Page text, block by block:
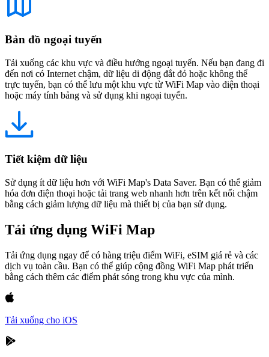
Bản đồ ngoại tuyến
Tải xuống các khu vực và điều hướng ngoại tuyến. Nếu bạn đang đi
đến nơi có Internet chậm, dữ liệu di động đắt đỏ hoặc không thể
trực tuyến, bạn có thể lưu một khu vực từ WiFi Map vào điện thoại
hoặc máy tính bảng và sử dụng khi ngoại tuyến.
Tiết kiệm dữ liệu
Sử dụng ít dữ liệu hơn với WiFi Map's Data Saver. Bạn có thể giảm
hóa đơn điện thoại hoặc tải trang web nhanh hơn trên kết nối chậm
bằng cách giảm lượng dữ liệu mà thiết bị của bạn sử dụng.
Tải ứng dụng WiFi Map
Tải ứng dụng ngay để có hàng triệu điểm WiFi, eSIM giá rẻ và các
dịch vụ toàn cầu. Bạn có thể giúp cộng đồng WiFi Map phát triển
bằng cách thêm các điểm phát sóng trong khu vực của mình.
Tải xuống cho iOS